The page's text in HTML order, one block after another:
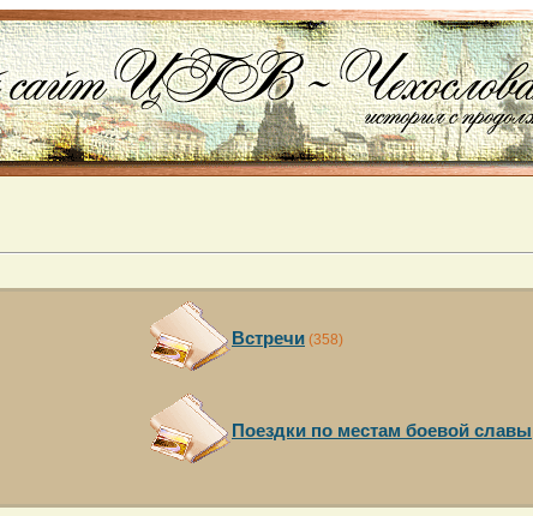
Встречи (358)
Поездки по местам боевой славы